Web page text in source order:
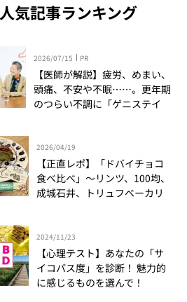
人気記事ランキング
2026/07/15 PR
【医師が解説】疲労、めまい、
頭痛、不安や不眠……。更年期
のつらい不調に「ゲニステイ
2026/04/19
【正直レポ】「ドバイチョコ
食べ比べ」～リンツ、100均、
成城石井、トリュフベーカリ
2024/11/23
【心理テスト】あなたの「サ
イコパス度」を診断！ 魅力的
に感じるものを選んで！